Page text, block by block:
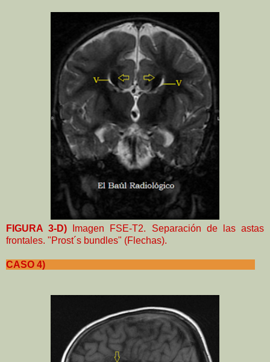
FIGURA 3-D)
Imagen FSE-T2. Separación de las astas
frontales. "Prost´s bundles" (Flechas).
CASO 4)